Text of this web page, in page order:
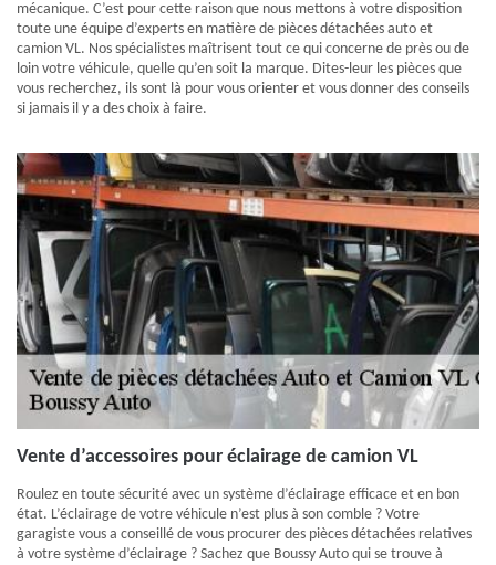
mécanique. C’est pour cette raison que nous mettons à votre disposition
toute une équipe d’experts en matière de pièces détachées auto et
camion VL. Nos spécialistes maîtrisent tout ce qui concerne de près ou de
loin votre véhicule, quelle qu’en soit la marque. Dites-leur les pièces que
vous recherchez, ils sont là pour vous orienter et vous donner des conseils
si jamais il y a des choix à faire.
Vente d’accessoires pour éclairage de camion VL
Roulez en toute sécurité avec un système d’éclairage efficace et en bon
état. L’éclairage de votre véhicule n’est plus à son comble ? Votre
garagiste vous a conseillé de vous procurer des pièces détachées relatives
à votre système d’éclairage ? Sachez que Boussy Auto qui se trouve à